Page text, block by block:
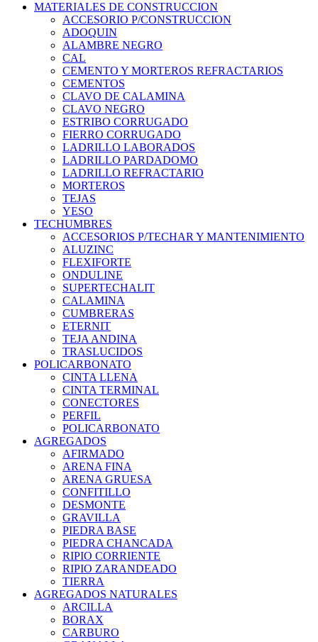
MATERIALES DE CONSTRUCCION
ACCESORIO P/CONSTRUCCION
ADOQUIN
ALAMBRE NEGRO
CAL
CEMENTO Y MORTEROS REFRACTARIOS
CEMENTOS
CLAVO DE CALAMINA
CLAVO NEGRO
ESTRIBO CORRUGADO
FIERRO CORRUGADO
LADRILLO LABORADOS
LADRILLO PARDADOMO
LADRILLO REFRACTARIO
MORTEROS
TEJAS
YESO
TECHUMBRES
ACCESORIOS P/TECHAR Y MANTENIMIENTO
ALUZINC
FLEXIFORTE
ONDULINE
SUPERTECHALIT
CALAMINA
CUMBRERAS
ETERNIT
TEJA ANDINA
TRASLUCIDOS
POLICARBONATO
CINTA LLENA
CINTA TERMINAL
CONECTORES
PERFIL
POLICARBONATO
AGREGADOS
AFIRMADO
ARENA FINA
ARENA GRUESA
CONFITILLO
DESMONTE
GRAVILLA
PIEDRA BASE
PIEDRA CHANCADA
RIPIO CORRIENTE
RIPIO ZARANDEADO
TIERRA
AGREGADOS NATURALES
ARCILLA
BORAX
CARBURO